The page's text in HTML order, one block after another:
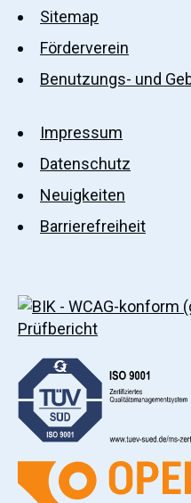
Sitemap
Förderverein
Benutzungs- und
Impressum
Datenschutz
Neuigkeiten
Barrierefreiheit